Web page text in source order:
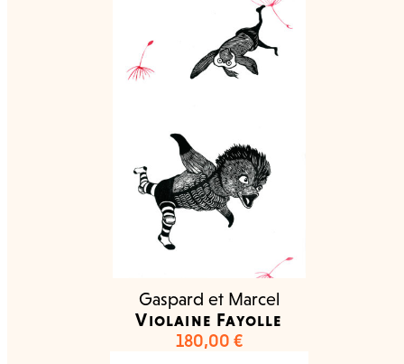
Gaspard et Marcel
Violaine Fayolle
180,00 €